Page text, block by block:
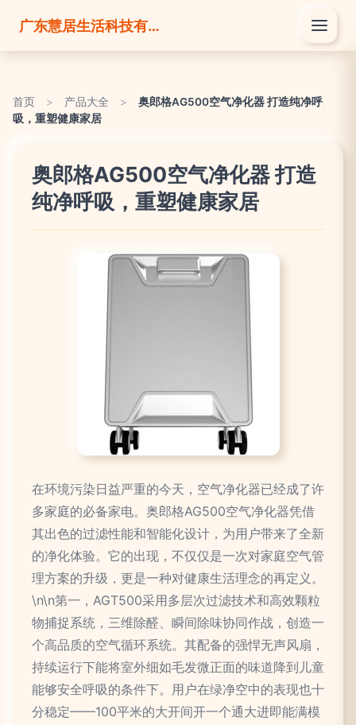
广东慧居生活科技有限公司
首页 > 产品大全 >
奥郎格AG500空气净化器 打造纯净呼
吸，重塑健康家居
奥郎格AG500空气净化器 打造
纯净呼吸，重塑健康家居
在环境污染日益严重的今天，空气净化器已经成了许
多家庭的必备家电。奥郎格AG500空气净化器凭借
其出色的过滤性能和智能化设计，为用户带来了全新
的净化体验。它的出现，不仅仅是一次对家庭空气管
理方案的升级，更是一种对健康生活理念的再定义。
\n\n第一，AGT500采用多层次过滤技术和高效颗粒
物捕捉系统，三维除醛、瞬间除味协同作战，创造一
个高品质的空气循环系统。其配备的强悍无声风扇，
持续运行下能将室外细如毛发微正面的味道降到儿童
能够安全呼吸的条件下。用户在绿净空中的表现也十
分稳定——100平米的大开间开一个通大进即能满模